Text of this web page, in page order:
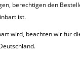
berechtigen den
ist.
wird, beachten wir für